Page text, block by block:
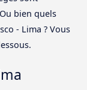
bien quels
- Lima ? Vous